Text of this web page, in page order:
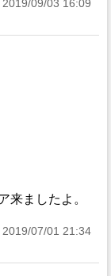
2019/09/03 16:09
来ましたよ。
2019/07/01 21:34